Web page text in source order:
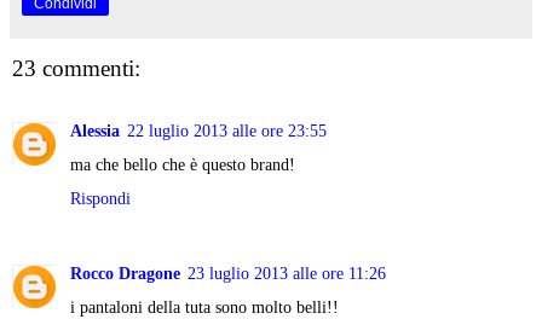
Condividi
23 commenti:
Alessia 22 luglio 2013 alle ore 23:55
ma che bello che è questo brand!
Rispondi
Rocco Dragone 23 luglio 2013 alle ore 11:26
i pantaloni della tuta sono molto belli!!